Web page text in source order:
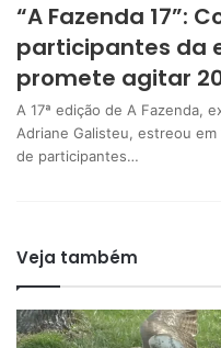
“A Fazenda 17”:
participantes da
promete agitar
A 17ª edição de A Fazenda,
Adriane Galisteu, estreou
de participantes…
Veja também